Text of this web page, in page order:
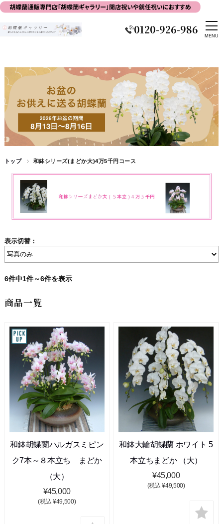
0120-926-986
トップ 和鉢シリーズ(まどか大)4万5千円コース
表示切替：
6件中1件～6件を表示
商品一覧
和鉢胡蝶蘭ハルガスミピン
ク7本～８本立ち まどか
（大）
¥45,000
(税込 ¥49,500)
和鉢大輪胡蝶蘭 ホワイト 5
本立ちまどか （大）
¥45,000
(税込 ¥49,500)